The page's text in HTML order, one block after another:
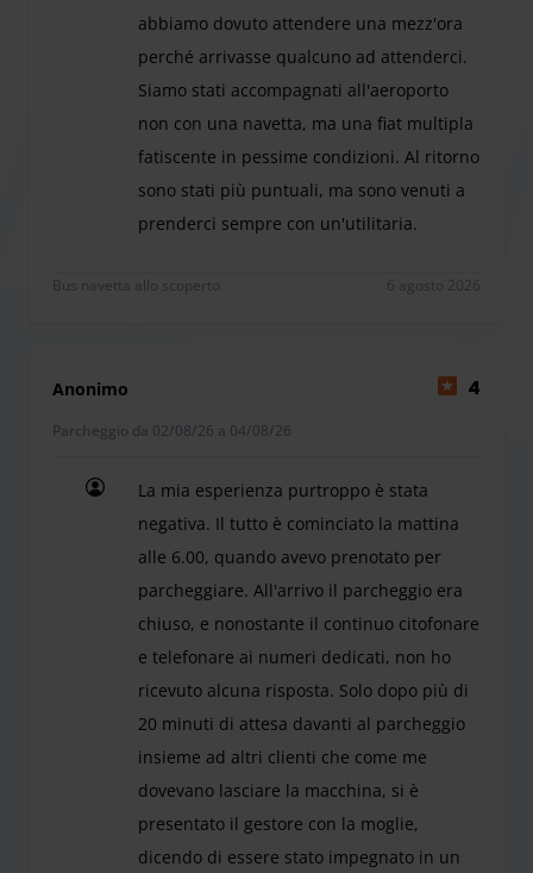
ViParking mette a disposizione per i propri clienti una sala
d'attesa con wi-fi, servizi igienici e distributori di cibo e
bevande. Lo staff vi aiuterá con i bagagli e li caricherá in
abbiamo dovuto attendere una mezz'ora
perché arrivasse qualcuno ad attenderci.
Siamo stati accompagnati all'aeroporto
non con una navetta, ma una fiat multipla
fatiscente in pessime condizioni. Al ritorno
sono stati più puntuali, ma sono venuti a
prenderci sempre con un'utilitaria.
Bus navetta allo scoperto 6 agosto 2026
Anonimo 4
Parcheggio da 02/08/26 a 04/08/26
La mia esperienza purtroppo è stata
negativa. Il tutto è cominciato la mattina
alle 6.00, quando avevo prenotato per
parcheggiare. All'arrivo il parcheggio era
chiuso, e nonostante il continuo citofonare
e telefonare ai numeri dedicati, non ho
ricevuto alcuna risposta. Solo dopo più di
20 minuti di attesa davanti al parcheggio
insieme ad altri clienti che come me
dovevano lasciare la macchina, si è
presentato il gestore con la moglie,
dicendo di essere stato impegnato in un